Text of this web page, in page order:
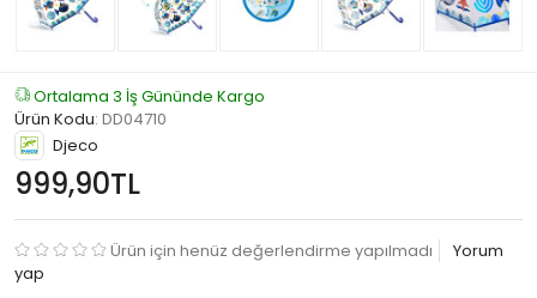
Ortalama 3 İş Gününde Kargo
Ürün Kodu: DD04710
Djeco
999,90TL
Ürün için henüz değerlendirme yapılmadı
Yorum
yap